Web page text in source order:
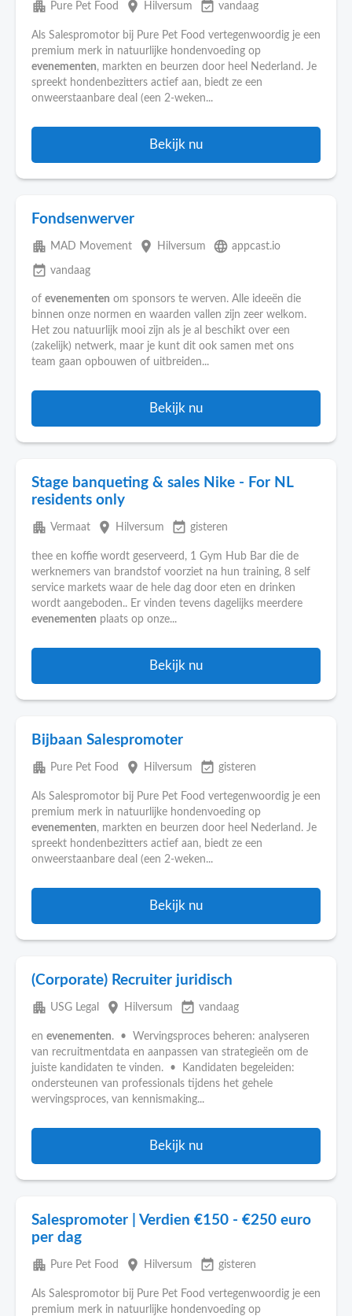
apartment Pure Pet Food place Hilversum event_available vandaag
Als Salespromotor bij Pure Pet Food vertegenwoordig je een
premium merk in natuurlijke hondenvoeding op
evenementen, markten en beurzen door heel Nederland. Je
spreekt hondenbezitters actief aan, biedt ze een
onweerstaanbare deal (een 2-weken...
Bekijk nu
Fondsenwerver
apartment MAD Movement place Hilversum language appcast.io
event_available vandaag
of evenementen om sponsors te werven. Alle ideeën die
binnen onze normen en waarden vallen zijn zeer welkom.
Het zou natuurlijk mooi zijn als je al beschikt over een
(zakelijk) netwerk, maar je kunt dit ook samen met ons
team gaan opbouwen of uitbreiden...
Bekijk nu
Stage banqueting & sales Nike - For NL
residents only
apartment Vermaat place Hilversum event_available gisteren
thee en koffie wordt geserveerd, 1 Gym Hub Bar die de
werknemers van brandstof voorziet na hun training, 8 self
service markets waar de hele dag door eten en drinken
wordt aangeboden.. Er vinden tevens dagelijks meerdere
evenementen plaats op onze...
Bekijk nu
Bijbaan Salespromoter
apartment Pure Pet Food place Hilversum event_available gisteren
Als Salespromotor bij Pure Pet Food vertegenwoordig je een
premium merk in natuurlijke hondenvoeding op
evenementen, markten en beurzen door heel Nederland. Je
spreekt hondenbezitters actief aan, biedt ze een
onweerstaanbare deal (een 2-weken...
Bekijk nu
(Corporate) Recruiter juridisch
apartment USG Legal place Hilversum event_available vandaag
en evenementen. • Wervingsproces beheren: analyseren
van recruitmentdata en aanpassen van strategieën om de
juiste kandidaten te vinden. • Kandidaten begeleiden:
ondersteunen van professionals tijdens het gehele
wervingsproces, van kennismaking...
Bekijk nu
Salespromoter | Verdien €150 - €250 euro
per dag
apartment Pure Pet Food place Hilversum event_available gisteren
Als Salespromotor bij Pure Pet Food vertegenwoordig je een
premium merk in natuurlijke hondenvoeding op